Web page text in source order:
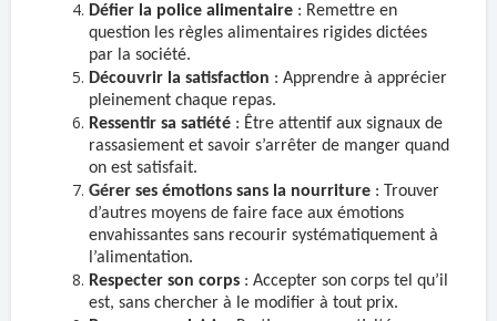
Défier la police alimentaire : Remettre en
question les règles alimentaires rigides dictées
par la société.
Découvrir la satisfaction : Apprendre à apprécier
pleinement chaque repas.
Ressentir sa satiété : Être attentif aux signaux de
rassasiement et savoir s’arrêter de manger quand
on est satisfait.
Gérer ses émotions sans la nourriture : Trouver
d’autres moyens de faire face aux émotions
envahissantes sans recourir systématiquement à
l’alimentation.
Respecter son corps : Accepter son corps tel qu’il
est, sans chercher à le modifier à tout prix.